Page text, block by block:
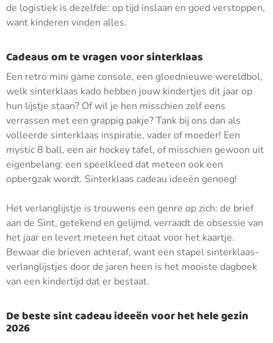
de logistiek is dezelfde: op tijd inslaan en goed verstoppen,
want kinderen vinden alles.
Cadeaus om te vragen voor sinterklaas
Een retro mini game console, een gloednieuwe wereldbol,
welk sinterklaas kado hebben jouw kindertjes dit jaar op
hun lijstje staan? Of wil je hen misschien zelf eens
verrassen met een grappig pakje? Tank bij ons dan als
volleerde sinterklaas inspiratie, vader of moeder! Een
mystic 8 ball, een air hockey tafel, of misschien gewoon uit
eigenbelang: een speelkleed dat meteen ook een
opbergzak wordt. Sinterklaas cadeau ideeën genoeg!
Het verlanglijstje is trouwens een genre op zich: de brief
aan de Sint, getekend en gelijmd, verraadt de obsessie van
het jaar en levert meteen het citaat voor het kaartje.
Bewaar die brieven achteraf, want een stapel sinterklaas-
verlanglijstjes door de jaren heen is het mooiste dagboek
van een kindertijd dat er bestaat.
De beste sint cadeau ideeën voor het hele gezin
2026